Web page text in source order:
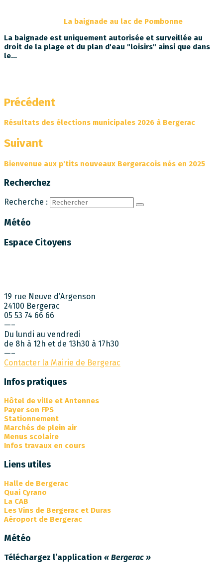
La baignade au lac de Pombonne
La baignade est uniquement autorisée et surveillée au
droit de la plage et du plan d'eau "loisirs" ainsi que dans
le…
Précédent
Résultats des élections municipales 2026 à Bergerac
Suivant
Bienvenue aux p'tits nouveaux Bergeracois nés en 2025
Recherchez
Recherche :
Météo
Espace Citoyens
19 rue Neuve d’Argenson
24100 Bergerac
05 53 74 66 66
—–
Du lundi au vendredi
de 8h à 12h et de 13h30 à 17h30
—–
Contacter la Mairie de Bergerac
Infos pratiques
Hôtel de ville et Antennes
Payer son FPS
Stationnement
Marchés de plein air
Menus scolaire
Infos travaux en cours
Liens utiles
Halle de Bergerac
Quai Cyrano
La CAB
Les Vins de Bergerac et Duras
Aéroport de Bergerac
Météo
Téléchargez l’application « Bergerac »